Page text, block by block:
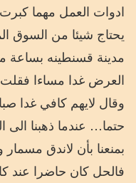
ادوات العمل مهما
يحتاج شيئا من السوق
مدينة قسنطينه بساعة
العرض غدا مساءا
وقال لايهم كافي غدا
حتما… عندما ذهبنا
بمنعنا بأن لاندق
فالحل كان حاضرا عند